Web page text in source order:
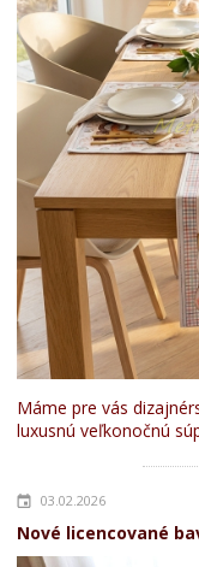
Máme pre vás
luxusnú veľkonočnú
03.02.2026
Nové licencované